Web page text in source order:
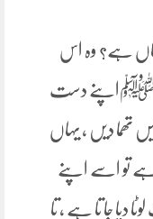
کہاں ہے؟ وہ اس
ﷺاپنے دست
تھما دیں ، یہاں
تو اسے اپنے
دیا جا تا ہے ، تا